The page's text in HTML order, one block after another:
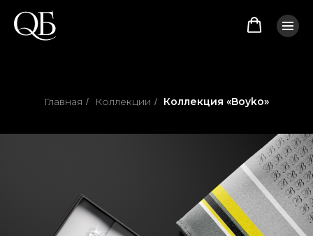
Главная / Коллекции / Коллекция «Boyko»